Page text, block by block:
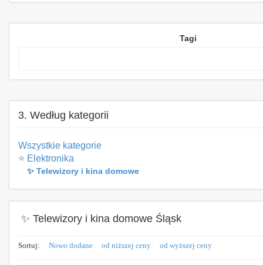
Tagi
3. Według kategorii
Wszystkie kategorie
⭐ Elektronika
✨ Telewizory i kina domowe
✨ Telewizory i kina domowe Śląsk
Sortuj: Nowo dodane od niższej ceny od wyższej ceny